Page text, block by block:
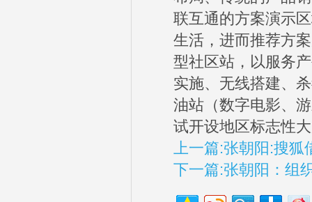
联互通的方案演示
生活，进而推荐方
型社区站，以服务
实施、无线搭建、
油站（数字电影、
试开设地区标志性
上一篇:张朝阳:搜狐
下一篇:张朝阳：组